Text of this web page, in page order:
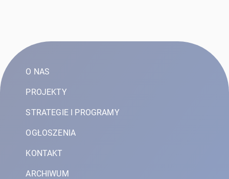
O NAS
PROJEKTY
STRATEGIE I PROGRAMY
OGŁOSZENIA
KONTAKT
ARCHIWUM